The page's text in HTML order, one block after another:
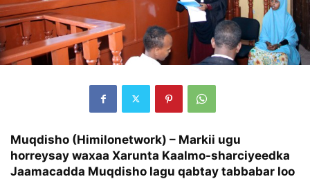
Muqdisho (Himilonetwork) – Markii ugu
horreysay waxaa Xarunta Kaalmo-sharciyeedka
Jaamacadda Muqdisho lagu qabtay tabbabar loo